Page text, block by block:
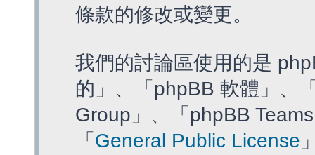
條款的修改或變更。
我們的討論區使用的是
的」、「phpBB 軟體」、
Group」、「phpBB
「 General Public License